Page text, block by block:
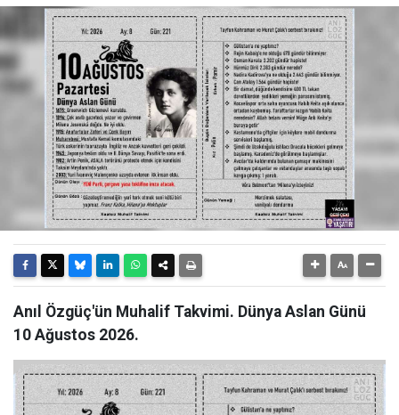
Anıl Özgüç'ün Muhalif Takvimi. Dünya Aslan Günü
10 Ağustos 2026.